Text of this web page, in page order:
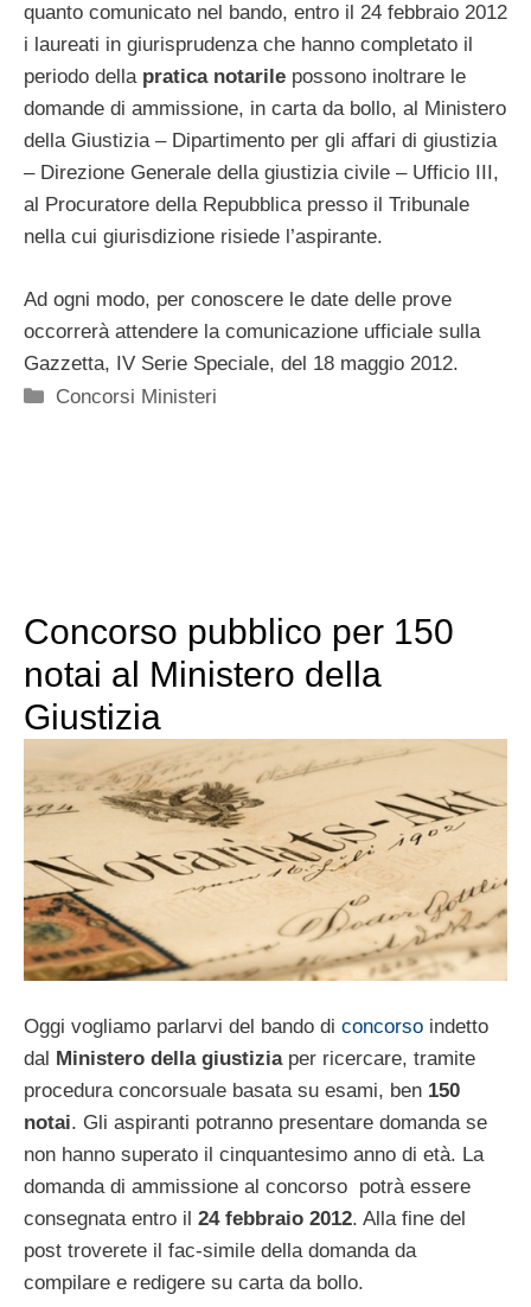
quanto comunicato nel bando, entro il 24 febbraio 2012
i laureati in giurisprudenza che hanno completato il
periodo della pratica notarile possono inoltrare le
domande di ammissione, in carta da bollo, al Ministero
della Giustizia – Dipartimento per gli affari di giustizia
– Direzione Generale della giustizia civile – Ufficio III,
al Procuratore della Repubblica presso il Tribunale
nella cui giurisdizione risiede l’aspirante.
Ad ogni modo, per conoscere le date delle prove
occorrerà attendere la comunicazione ufficiale sulla
Gazzetta, IV Serie Speciale, del 18 maggio 2012.
Categorie
Concorsi Ministeri
Concorso pubblico per 150
notai al Ministero della
Giustizia
Oggi vogliamo parlarvi del bando di concorso indetto
dal Ministero della giustiziaper ricercare, tramite
procedura concorsuale basata su esami, ben 150
notai. Gli aspiranti potranno presentare domanda se
non hanno superato il cinquantesimo anno di età. La
domanda di ammissione al concorso potrà essere
consegnata entro il 24 febbraio 2012. Alla fine del
post troverete il fac-simile della domanda da
compilare e redigere su carta da bollo.